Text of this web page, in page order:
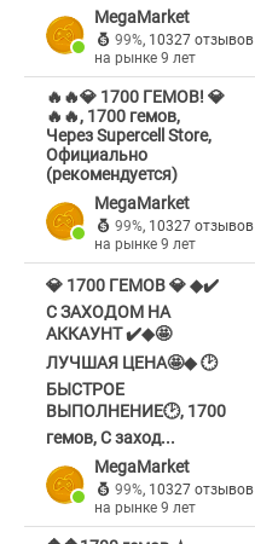
MegaMarket
99%, 10327 отзывов
на рынке 9 лет
🔥🔥💎 1700 ГЕМОВ! 💎
🔥🔥, 1700 гемов,
Через Supercell Store,
Официально
(рекомендуется)
MegaMarket
99%, 10327 отзывов
на рынке 9 лет
💎 1700 ГЕМОВ 💎 ◆✔️
С ЗАХОДОМ НА
АККАУНТ ✔️◆🤩
ЛУЧШАЯ ЦЕНА🤩◆ 🕑
БЫСТРОЕ
ВЫПОЛНЕНИЕ🕑, 1700
гемов, С заход...
MegaMarket
99%, 10327 отзывов
на рынке 9 лет